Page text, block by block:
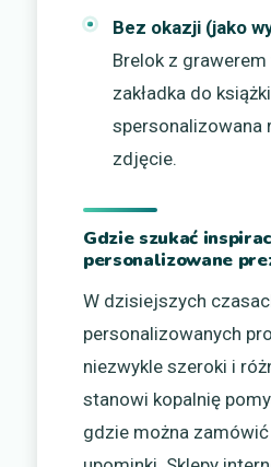
Bez okazji (jako
Brelok z
zakładka do
spersonalizowana
zdjęcie.
Gdzie szukać
personalizowane
W dzisiejszych
personalizowanych
niezwykle szeroki i
stanowi kopalnię
gdzie można